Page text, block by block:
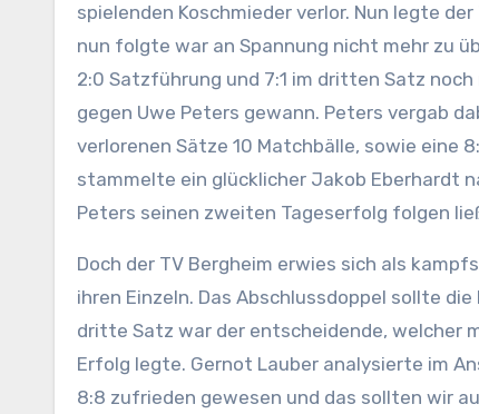
spielenden Koschmieder verlor. Nun legte
nun folgte war an Spannung nicht mehr zu
2:0 Satzführung und 7:1 im dritten Satz
gegen Uwe Peters gewann. Peters vergab
verlorenen Sätze 10 Matchbälle, sowie eine
stammelte ein glücklicher Jakob Eberhardt
Peters seinen zweiten Tageserfolg folgen
Doch der TV Bergheim erwies sich als
ihren Einzeln. Das Abschlussdoppel sollte
dritte Satz war der entscheidende, welcher
Erfolg legte. Gernot Lauber analysierte im
8:8 zufrieden gewesen und das sollten wir